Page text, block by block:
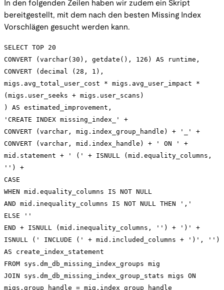
In den folgenden Zeilen haben wir zudem ein Skript
bereitgestellt, mit dem nach den besten Missing Index
Vorschlägen gesucht werden kann.
SELECT TOP 20
CONVERT (varchar(30), getdate(), 126) AS runtime,
CONVERT (decimal (28, 1),
migs.avg_total_user_cost * migs.avg_user_impact *
(migs.user_seeks + migs.user_scans)
) AS estimated_improvement,
'CREATE INDEX missing_index_' +
CONVERT (varchar, mig.index_group_handle) + '_' +
CONVERT (varchar, mid.index_handle) + ' ON ' +
mid.statement + ' (' + ISNULL (mid.equality_columns,
'') +
CASE
WHEN mid.equality_columns IS NOT NULL
AND mid.inequality_columns IS NOT NULL THEN ','
ELSE ''
END + ISNULL (mid.inequality_columns, '') + ')' +
ISNULL (' INCLUDE (' + mid.included_columns + ')', '')
AS create_index_statement
FROM sys.dm_db_missing_index_groups mig
JOIN sys.dm_db_missing_index_group_stats migs ON
migs.group_handle = mig.index_group_handle